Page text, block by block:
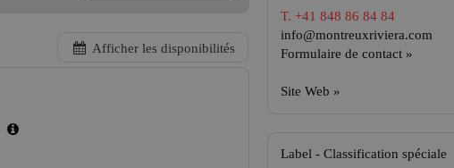
Afficher les disponibilités
T. +41 848 86 84 84
info@montreuxriviera.com
Formulaire de contact »
Site Web »
Label - Classification spéciale